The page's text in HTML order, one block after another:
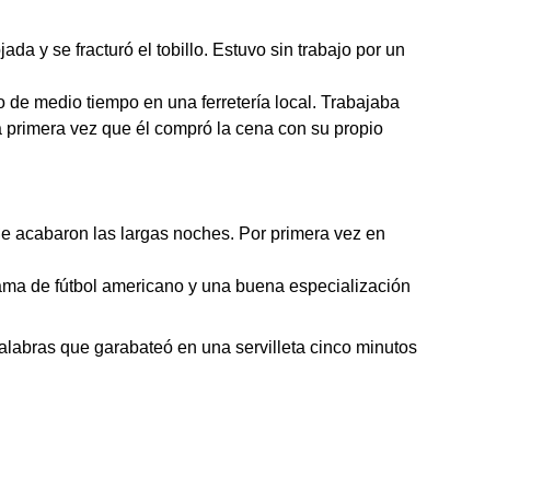
y se fracturó el tobillo. Estuvo sin trabajo por un
medio tiempo en una ferretería local. Trabajaba
vez que él compró la cena con su propio
acabaron las largas noches. Por primera vez en
de fútbol americano y una buena especialización
que garabateó en una servilleta cinco minutos